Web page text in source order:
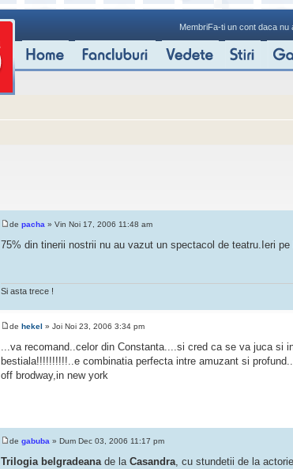
MembriFa-ti un cont daca nu
de pacha » Vin Noi 17, 2006 11:48 am
75% din tinerii nostrii nu au vazut un spectacol de teatru.Ieri pe
Si asta trece !
de hekel » Joi Noi 23, 2006 3:34 pm
...va recomand..celor din Constanta....si cred ca se va juca si
bestiala!!!!!!!!!!..e combinatia perfecta intre amuzant si
off brodway,in new york
de gabuba » Dum Dec 03, 2006 11:17 pm
Trilogia belgradeanade laCasandra, cu stundetii de la